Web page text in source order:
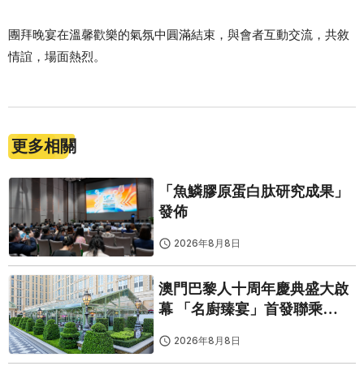
團拜晚宴在溫馨歡樂的氣氛中圓滿結束，與會者互動交流，共敘
情誼，場面熱烈。
更多相關
「魚鱗膠原蛋白肽研究成果」
發佈
2026年8月8日
澳門巴黎人十周年慶典盛大啟
幕 「名廚臻宴」首發聯乘
2026年8月8日